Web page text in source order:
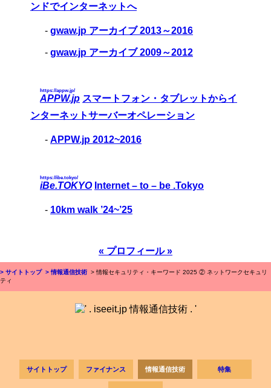
ンドでインターネットへ
- gwaw.jp アーカイブ 2013～2016
- gwaw.jp アーカイブ 2009～2012
APPW.jp
https://appw.jp/
スマートフォン・タブレットからイ
ンターネットサーバーオペレーション
- APPW.jp 2012~2016
iBe.TOKYO
https://ibe.tokyo/
Internet – to – be .Tokyo
- 10km walk ’24~’25
« プロフィール »
> サイトトップ > 情報通信技術 > 情報セキュリティ・キーワード 2025 ② ネットワークセキュリ
ティ
サイトトップ ファイナンス 情報通信技術 特集